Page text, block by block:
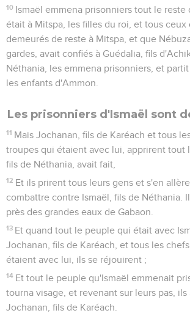
10 Ismaël emmena prisonniers tout le reste
était à Mitspa, les filles du roi, et tous ceux
demeurés de reste à Mitspa, et que
gardes, avait confiés à Guédalia, fils
Néthania, les emmena prisonniers, et
les enfants d'Ammon.
Les prisonniers d'Ismaël sont
11 Mais Jochanan, fils de Karéach et tous
troupes qui étaient avec lui, apprirent tout
fils de Néthania, avait fait,
12 Et ils prirent tous leurs gens et s'en
combattre contre Ismaël, fils de Néthania.
près des grandes eaux de Gabaon.
13 Et quand tout le peuple qui était avec
Jochanan, fils de Karéach, et tous les
étaient avec lui, ils se réjouirent ;
14 Et tout le peuple qu'Ismaël emmenait
tourna visage, et revenant sur leurs pas, ils
Jochanan, fils de Karéach.